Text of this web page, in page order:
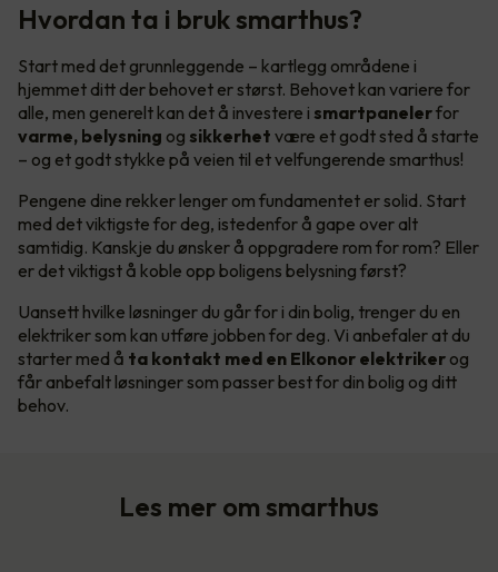
Hvordan ta i bruk smarthus?
Start med det grunnleggende – kartlegg områdene i
hjemmet ditt der behovet er størst. Behovet kan variere for
alle, men generelt kan det å investere i smartpanelerfor
varme, belysning og sikkerhet være et godt sted å starte
– og et godt stykke på veien til et velfungerende smarthus!
Pengene dine rekker lenger om fundamentet er solid. Start
med det viktigste for deg, istedenfor å gape over alt
samtidig. Kanskje du ønsker å oppgradere rom for rom? Eller
er det viktigst å koble opp boligens belysning først?
Uansett hvilke løsninger du går for i din bolig, trenger du en
elektriker som kan utføre jobben for deg. Vi anbefaler at du
starter med å ta kontakt med en Elkonor elektriker og
får anbefalt løsninger som passer best for din bolig og ditt
behov.
Les mer om smarthus